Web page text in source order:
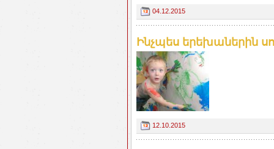
04.12.2015
Ինչպես երեխաներին
12.10.2015